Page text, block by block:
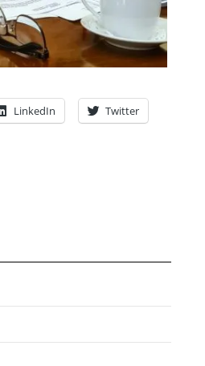
LinkedIn Twitter